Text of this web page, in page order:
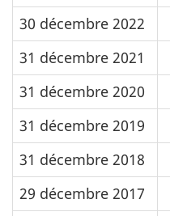
30 décembre 2022
31 décembre 2021
31 décembre 2020
31 décembre 2019
31 décembre 2018
29 décembre 2017